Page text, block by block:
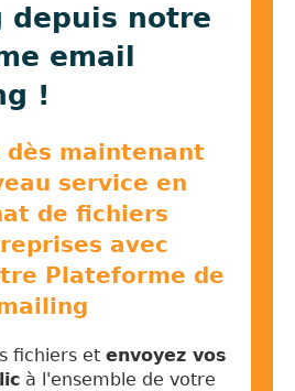
depuis notre
email
!
dès maintenant
service en
de fichiers
avec
Plateforme de
fichiers et envoyez vos
à l'ensemble de votre